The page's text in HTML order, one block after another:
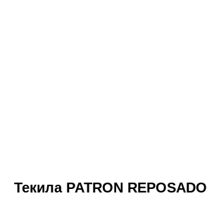
Текила PATRON REPOSADO